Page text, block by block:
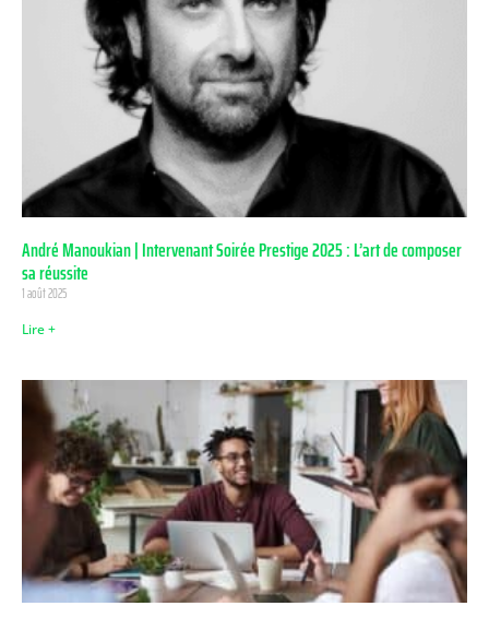
André Manoukian | Intervenant Soirée Prestige 2025 : L’art de composer
sa réussite
1 août 2025
Lire +